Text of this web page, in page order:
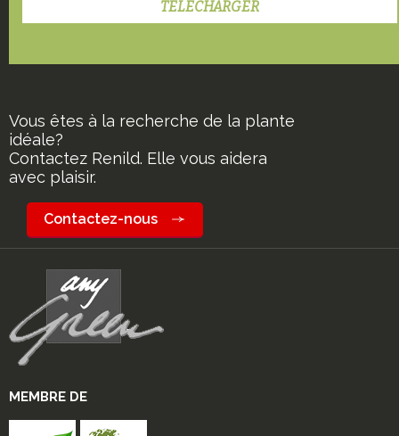
Vous êtes à la recherche de la plante
idéale?
Contactez Renild. Elle vous aidera
avec plaisir.
Contactez-nous
MEMBRE DE